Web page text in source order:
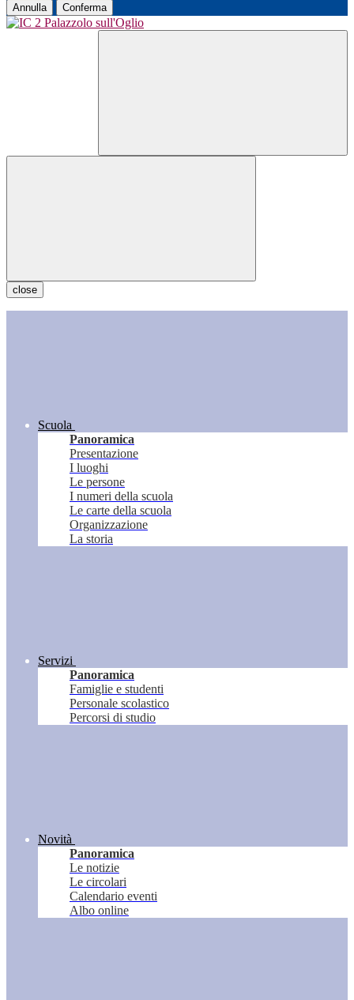
Annulla Conferma
close
Scuola
Panoramica
Presentazione
I luoghi
Le persone
I numeri della scuola
Le carte della scuola
Organizzazione
La storia
Servizi
Panoramica
Famiglie e studenti
Personale scolastico
Percorsi di studio
Novità
Panoramica
Le notizie
Le circolari
Calendario eventi
Albo online